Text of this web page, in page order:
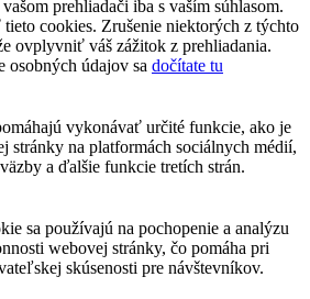
prehliadači iba s vaším súhlasom.
cookies. Zrušenie niektorých z týchto
ovplyvniť váš zážitok z prehliadania.
osobných údajov sa dočítate tu
vykonávať určité funkcie, ako je
stránky na platformách sociálnych médií,
a ďalšie funkcie tretích strán.
sa používajú na pochopenie a analýzu
webovej stránky, čo pomáha pri
skúsenosti pre návštevníkov.